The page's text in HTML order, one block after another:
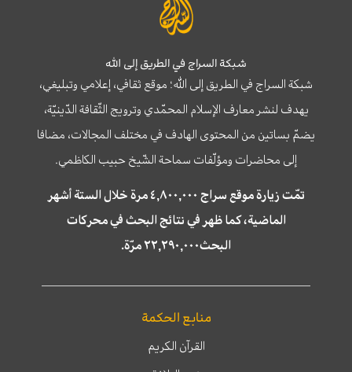
شبكة السراج في الطريق إلى الله
شبكة السراج في الطريق إلى الله؛ موقع ثقافي، إعلامي وتبليغي،
يهدف لنشر معارف الإسلام المحمّدي وترويج الثّقافة الدّينيّة،
يضمّ بساتين من المحتوى الهادف في مختلف المجالات، مضافا
إلى محاضرات ومؤلّفات سماحة الشّيخ حبيب الكاظمي.
تمّت زيارة موقع سراج ٤,٨٠٠,٠٠٠ مرة خلال الستة أشهر
الماضية، كما ظهر في نتائج البحث في محركات
البحث٢٢,٢٩٠,٠٠٠ مرّة.
منابع الحكمة
القرآن الكريم